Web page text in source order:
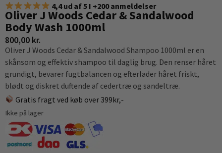
4,4 ud af 5 I +200 anmeldelser
Oliver J Woods Cedar & Sandalwood
Body Wash 1000ml
800,00 kr.
Oliver J Woods Cedar & Sandalwood Shampoo 1000ml er en
skånsom og effektiv shampoo til daglig brug. Den renser håret
grundigt, bevarer fugtbalancen og efterlader håret friskt,
blødt og diskret duftende af cedertræ og sandeltræ.
Gratis fragt ved køb over 399kr,-
Ikke på lager